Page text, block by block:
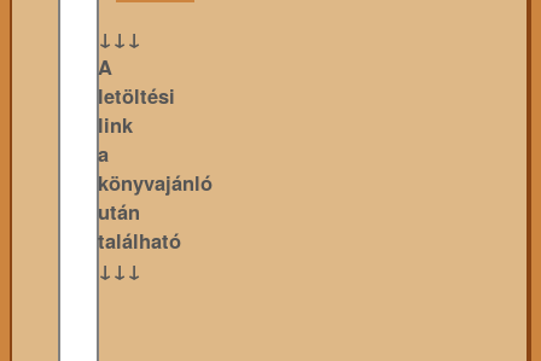
↓↓↓
A
letöltési
link
a
könyvajánló
után
található
↓↓↓